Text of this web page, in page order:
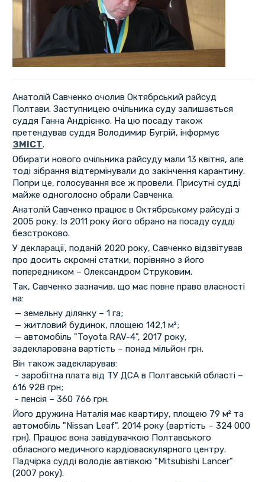
Анатолій Савченко очолив Октябрський райсуд
Полтави. Заступницею очільника суду залишається
суддя Ганна Андрієнко. На цю посаду також
претендував суддя Володимир Бугрій, інформує
ЗМІСТ.
Обирати нового очільника райсуду мали 13 квітня, але
тоді зібрання відтермінували до закінчення карантину.
Попри це, голосування все ж провели. Присутні судді
майже одноголосно обрали Савченка.
Анатолій Савченко працює в Октябрському райсуді з
2005 року. Із 2011 року його обрано на посаду судді
безстроково.
У декларації, поданій 2020 року, Савченко відзвітував
про досить скромні статки, порівняно з його
попередником – Олександром Струковим.
Так, Савченко зазначив, що має повне право власності
на:
— земельну ділянку – 1 га;
— житловий будинок, площею 142,1 м²;
— автомобіль "Toyota RAV-4", 2017 року,
задекларована вартість – понад мільйон грн.
Він також задекларував:
- заробітна плата від ТУ ДСА в Полтавській області –
616 928 грн;
- пенсія – 360 766 грн.
Його дружина Наталія має квартиру, площею 79 м² та
автомобіль "Nissan Leaf", 2014 року (вартість – 324 000
грн). Працює вона завідувачкою Полтавського
обласного медичного кардіоваскулярного центру.
Падчірка судді володіє автівкою "Mitsubishi Lancer"
(2007 року).